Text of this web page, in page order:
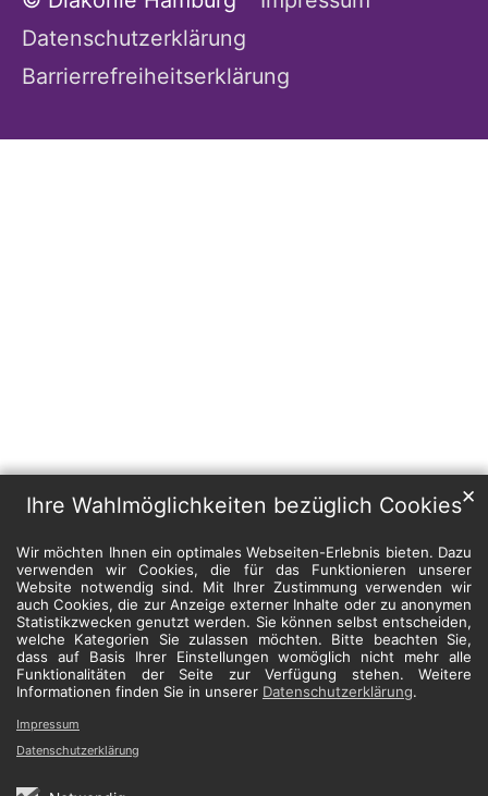
Ihre Wahlmöglichkeiten bezüglich Cookies
Wir möchten Ihnen ein optimales Webseiten-Erlebnis bieten. Dazu
verwenden wir Cookies, die für das Funktionieren unserer
Website notwendig sind. Mit Ihrer Zustimmung verwenden wir
auch Cookies, die zur Anzeige externer Inhalte oder zu anonymen
Statistikzwecken genutzt werden. Sie können selbst entscheiden,
welche Kategorien Sie zulassen möchten. Bitte beachten Sie,
dass auf Basis Ihrer Einstellungen womöglich nicht mehr alle
Funktionalitäten der Seite zur Verfügung stehen. Weitere
Informationen finden Sie in unserer Datenschutzerklärung.
✕
Impressum
Datenschutzerklärung
Datenschutzerklärung
Barrierrefreiheitserklärung